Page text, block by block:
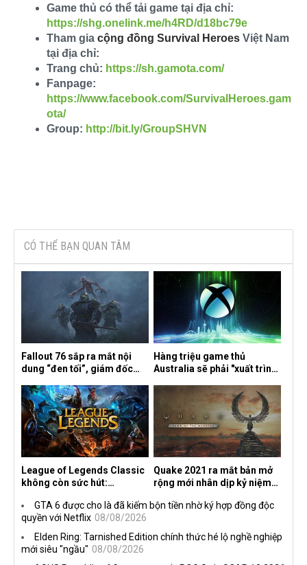
Game thủ có thể tải game tại địa chỉ:
https://shg.onelink.me/h4RD/d18bc79e
Tham gia cộng đồng Survival Heroes Việt Nam
tại địa chỉ:
Trang chủ: https://sh.gamota.com/
Fanpage:
https://www.facebook.com/SurvivalHeroes.gam
ota/
Group: http://bit.ly/GroupSHVN
CÓ THỂ BẠN QUAN TÂM
Fallout 76 sắp ra mắt nội
dung “đen tối”, giám đốc
Hàng triệu game thủ
Australia sẽ phải "xuất trình
số tựa game trên Xbox?
League of Legends Classic
không còn sức hút:
chơi cũ không còn online
Quake 2021 ra mắt bản mở
rộng mới nhân dịp kỷ niệm
the Machine
GTA 6 được cho là đã kiếm bộn tiền nhờ ký hợp đồng độc
quyền với Netflix 08/08/2026
Elden Ring: Tarnished Edition chính thức hé lộ nghề nghiệp
mới siêu "ngầu" 08/08/2026